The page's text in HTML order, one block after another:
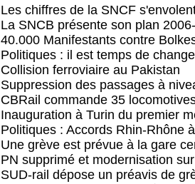
Les chiffres de la SNCF
La SNCB présente son plan
40.000 Manifestants contre
Politiques : il est temps de
Collision ferroviaire au Pakistan
Suppression des passages à
CBRail commande 35
Inauguration à Turin du premier
Politiques : Accords Rhin-Rhône
Une grève est prévue à la gare
PN supprimé et modernisation
SUD-rail dépose un préavis de